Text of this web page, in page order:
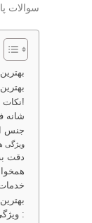
سوالات
نکات مهم در رابطه با خرید بهترین فرش ماشینی!
شانه
جنس
ویژگی
دقت
ویژگی های بهترین مارک فرش ماشینی :